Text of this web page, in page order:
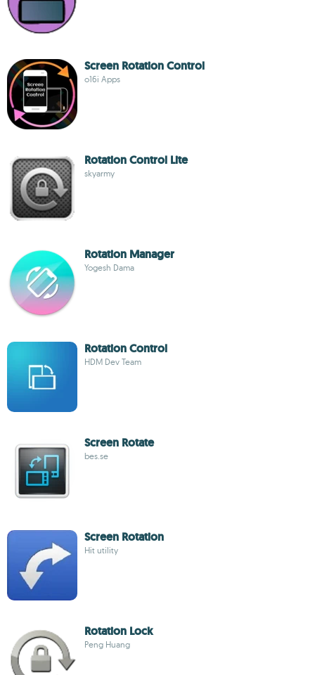
Screen Rotation Control
o16i Apps
Rotation Control Lite
skyarmy
Rotation Manager
Yogesh Dama
Rotation Control
HDM Dev Team
Screen Rotate
bes.se
Screen Rotation
Hit utility
Rotation Lock
Peng Huang